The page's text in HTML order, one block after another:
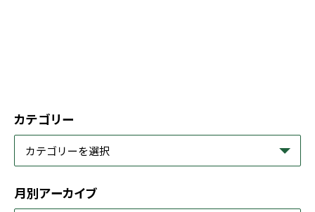
カテゴリー
月別アーカイブ